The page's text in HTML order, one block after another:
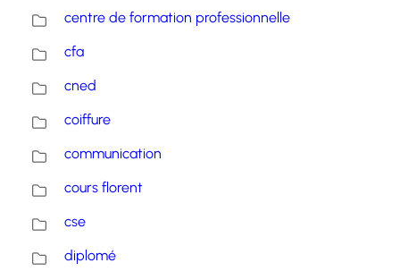
centre de formation professionnelle
cfa
cned
coiffure
communication
cours florent
cse
diplomé